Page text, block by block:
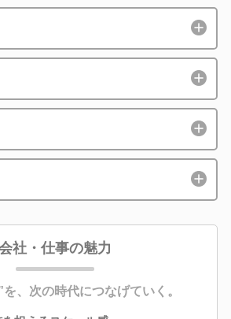
社・仕事の魅力
、次の時代につなげていく。